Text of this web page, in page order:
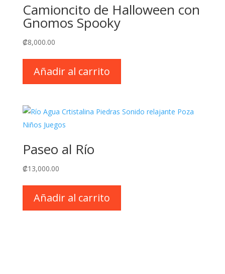
Camioncito de Halloween con
Gnomos Spooky
₡8,000.00
Añadir al carrito
Paseo al Río
₡13,000.00
Añadir al carrito